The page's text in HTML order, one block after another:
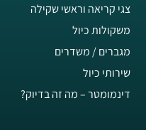
צגי קריאה וראשי שקילה
משקולות כיול
מגברים / משדרים
שירותי כיול
דינמומטר – מה זה בדיוק?